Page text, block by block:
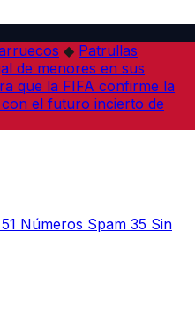
◆ Patrullas
de menores en sus
que la FIFA confirme la
el futuro incierto de
51 Números Spam 35 Sin